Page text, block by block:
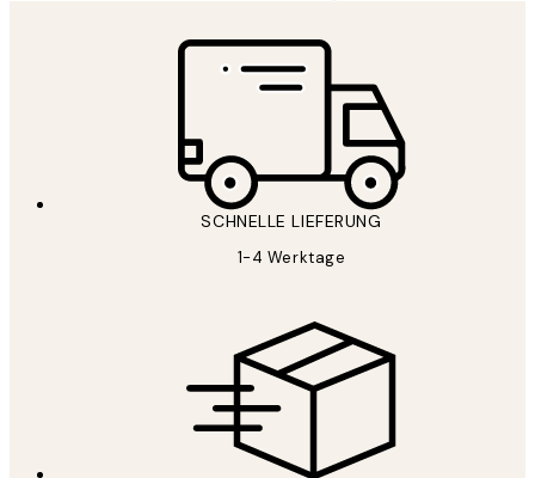
SCHNELLE LIEFERUNG
1-4 Werktage